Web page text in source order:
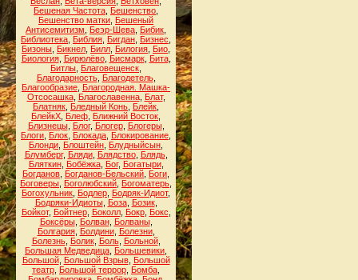
Бешеная Частота Бешенство
Бешенство матки Бешеный
Антисемитизм
Беэр-Шева Бибик
Библиотека Библия Бигдан Бизнес
Бизоны Бикнел Билл Билогия Био
Биология, Бирюлёво, Бисмарк, Бита,
Битлы Благовещенск
Благодарность, Благодетель,
Благообразие Благородная. Машка-
Отсосашка, Благославенна, Блат,
Блатняк Бледный Конь Блейк
БлейкХ Блеф Ближний Восток
Близнецы, Блог, Блогер, Блогеры,
Блоги Блок Блокада Блокирование
Блонди Блоштейн Блудныйсын
Блумберг, Бляди, Блядство, Блядь,
Бляткин, Бобёжка, Бог, Богатыри,
Богданов Богданов-Бельский Боги
Боговеры Боголюбский Богоматерь
Богохульник Бодлер Бодряк-Идиот,
Бодряки-Идиоты, Боза, Бозик,
Бойкот, Бойтнер, Боколл, Бокр, Бокс
Боксёры, Болван, Болваны,
Болгария, Болдини, Болезни,
Болезнь, Болик, Боль, Больной,
Большая Медведица Большевики
Большой, Большой Взрыв, Большой
театр Большой террор Бомба